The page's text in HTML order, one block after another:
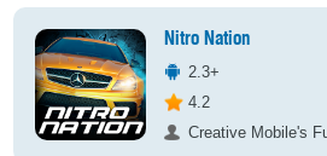
Nitro Nation
2.3+
4.2
Creative Mobile's